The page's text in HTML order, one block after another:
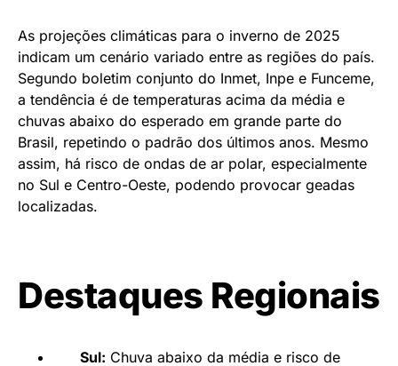
As projeções climáticas para o inverno de 2025
indicam um cenário variado entre as regiões do país.
Segundo boletim conjunto do Inmet, Inpe e Funceme,
a tendência é de temperaturas acima da média e
chuvas abaixo do esperado em grande parte do
Brasil, repetindo o padrão dos últimos anos. Mesmo
assim, há risco de ondas de ar polar, especialmente
no Sul e Centro-Oeste, podendo provocar geadas
localizadas.
Destaques Regionais
Sul: Chuva abaixo da média e risco de